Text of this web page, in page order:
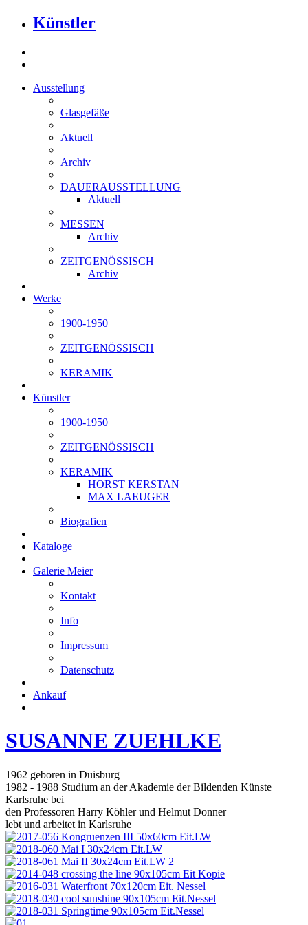
Künstler
Ausstellung
Glasgefäße
Aktuell
Archiv
DAUERAUSSTELLUNG
Aktuell
MESSEN
Archiv
ZEITGENÖSSISCH
Archiv
Werke
1900-1950
ZEITGENÖSSISCH
KERAMIK
Künstler
1900-1950
ZEITGENÖSSISCH
KERAMIK
HORST KERSTAN
MAX LAEUGER
Biografien
Kataloge
Galerie Meier
Kontakt
Info
Impressum
Datenschutz
Ankauf
SUSANNE ZUEHLKE
1962 geboren in Duisburg
1982 - 1988 Studium an der Akademie der Bildenden Künste
Karlsruhe bei
den Professoren Harry Köhler und Helmut Donner
lebt und arbeitet in Karlsruhe